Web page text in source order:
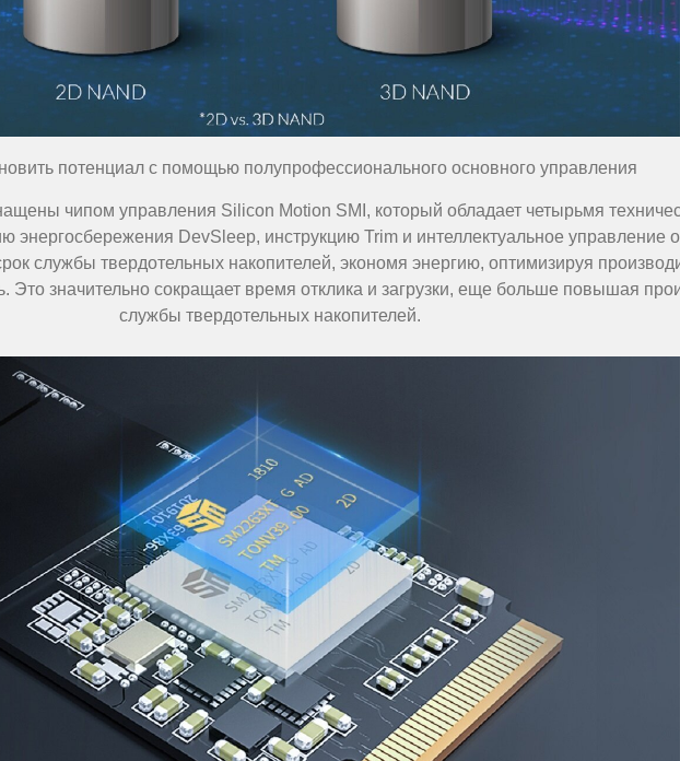
потенциал с помощью полупрофессионального основного управления
чипом управления Silicon Motion SMI, который обладает четырьмя
энергосбережения DevSleep, инструкцию Trim и интеллектуальное управление
службы твердотельных накопителей, экономя энергию, оптимизируя
значительно сокращает время отклика и загрузки, еще больше повышая
службы твердотельных накопителей.